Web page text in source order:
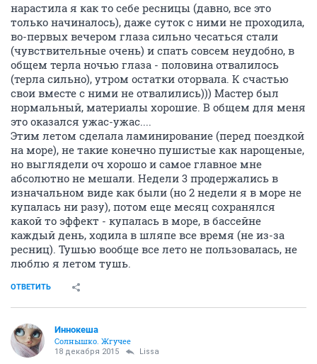
нарастила я как то себе ресницы (давно, все это
только начиналось), даже суток с ними не проходила,
во-первых вечером глаза сильно чесаться стали
(чувствительные очень) и спать совсем неудобно, в
общем терла ночью глаза - половина отвалилось
(терла сильно), утром остатки оторвала. К счастью
свои вместе с ними не отвалились))) Мастер был
нормальный, материалы хорошие. В общем для меня
это оказался ужас-ужас....
Этим летом сделала ламинирование (перед поездкой
на море), не такие конечно пушистые как нарощеные,
но выглядели оч хорошо и самое главное мне
абсолютно не мешали. Недели 3 продержались в
изначальном виде как были (но 2 недели я в море не
купалась ни разу), потом еще месяц сохранялся
какой то эффект - купалась в море, в бассейне
каждый день, ходила в шляпе все время (не из-за
ресниц). Тушью вообще все лето не пользовалась, не
люблю я летом тушь.
ОТВЕТИТЬ
Иннокеша
Солнышко. Жгучее
18 декабря 2015 Lissa